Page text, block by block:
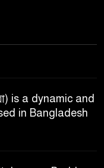
is a dynamic and
in Bangladesh